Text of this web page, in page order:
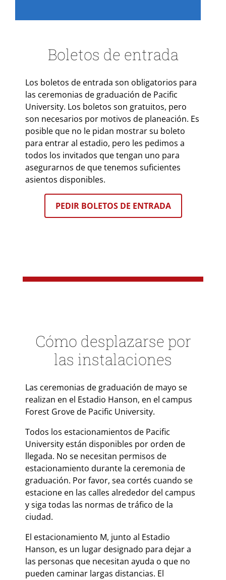
Boletos de entrada
Los boletos de entrada son obligatorios para
las ceremonias de graduación de Pacific
University. Los boletos son gratuitos, pero
son necesarios por motivos de planeación. Es
posible que no le pidan mostrar su boleto
para entrar al estadio, pero les pedimos a
todos los invitados que tengan uno para
asegurarnos de que tenemos suficientes
asientos disponibles.
PEDIR BOLETOS DE ENTRADA
Cómo desplazarse por
las instalaciones
Las ceremonias de graduación de mayo se
realizan en el Estadio Hanson, en el campus
Forest Grove de Pacific University.
Todos los estacionamientos de Pacific
University están disponibles por orden de
llegada. No se necesitan permisos de
estacionamiento durante la ceremonia de
graduación. Por favor, sea cortés cuando se
estacione en las calles alrededor del campus
y siga todas las normas de tráfico de la
ciudad.
El estacionamiento M, junto al Estadio
Hanson, es un lugar designado para dejar a
las personas que necesitan ayuda o que no
pueden caminar largas distancias. El